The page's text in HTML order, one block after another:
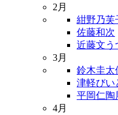
2月
紺野乃芙
佐藤和次
近藤文う
3月
鈴木圭太
津軽びい
平岡仁陶
4月